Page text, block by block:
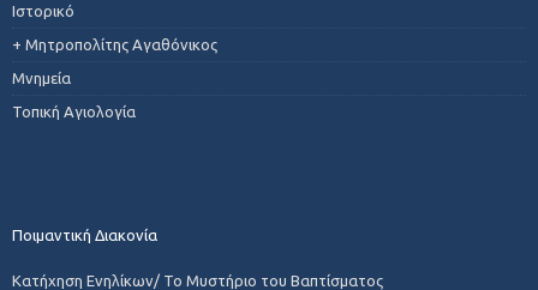
Ιστορικό
+ Μητροπολίτης Αγαθόνικος
Μνημεία
Τοπική Αγιολογία
Ποιμαντική Διακονία
Κατήχηση Ενηλίκων/ Το Μυστήριο του Βαπτίσματος